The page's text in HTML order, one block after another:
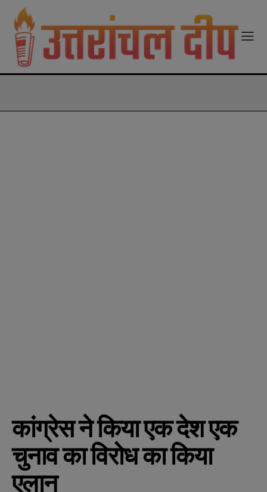
कांग्रेस ने किया एक देश एक
चुनाव का विरोध का किया
एलान